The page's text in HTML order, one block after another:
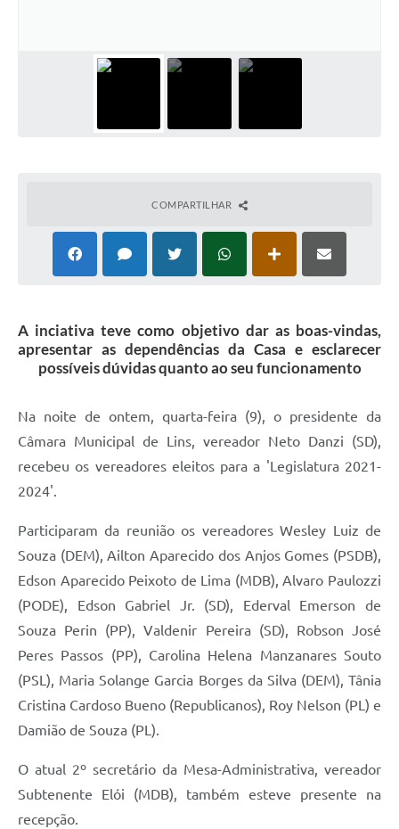
Jornal Histórico
Parlamento Jovem
Atos da Presidência
Galeria de Presidentes
Mesa Diretora
Ouvidoria
Comissões
Galeria de Vídeos
Projetos
Contas Públicas
Serviços Online
Telefones Úteis
COMPARTILHAR
A inciativa teve como objetivo dar as boas-vindas,
apresentar as dependências da Casa e esclarecer
possíveis dúvidas quanto ao seu funcionamento
Na noite de ontem, quarta-feira (9), o presidente da
Câmara Municipal de Lins, vereador Neto Danzi (SD),
recebeu os vereadores eleitos para a 'Legislatura 2021-
2024'.
Participaram da reunião os vereadores Wesley Luiz de
Souza (DEM), Ailton Aparecido dos Anjos Gomes (PSDB),
Edson Aparecido Peixoto de Lima (MDB), Alvaro Paulozzi
(PODE), Edson Gabriel Jr. (SD), Ederval Emerson de
Souza Perin (PP), Valdenir Pereira (SD), Robson José
Peres Passos (PP), Carolina Helena Manzanares Souto
(PSL), Maria Solange Garcia Borges da Silva (DEM), Tânia
Cristina Cardoso Bueno (Republicanos), Roy Nelson (PL) e
Damião de Souza (PL).
O atual 2º secretário da Mesa-Administrativa, vereador
Subtenente Elói (MDB), também esteve presente na
recepção.